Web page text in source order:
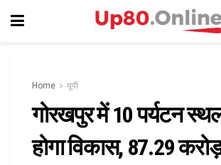
Home यूपी
गोरखपुर में 10 पर्यटन
होगा विकास, 87.29